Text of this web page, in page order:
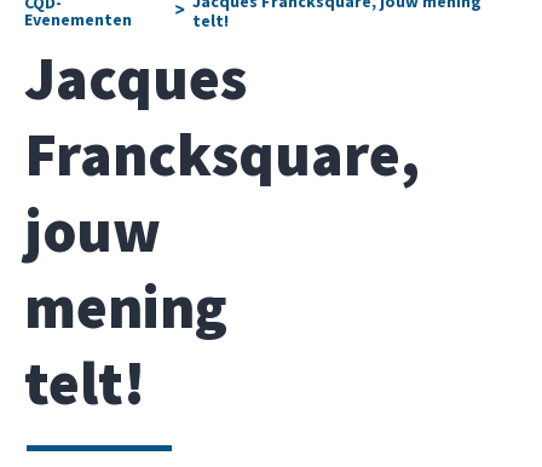
Evenementen >
telt!
Jacques
Francksquare,
jouw
mening
telt!